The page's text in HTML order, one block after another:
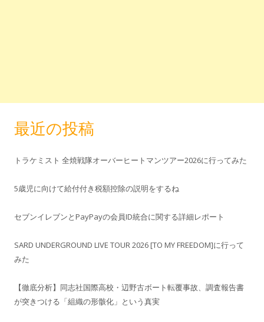
最近の投稿
トラケミスト 全焼戦隊オーバーヒートマンツアー2026に行ってみた
5歳児に向けて給付付き税額控除の説明をするね
セブンイレブンとPayPayの会員ID統合に関する詳細レポート
SARD UNDERGROUND LIVE TOUR 2026 [TO MY FREEDOM]に行って
みた
【徹底分析】同志社国際高校・辺野古ボート転覆事故、調査報告書
が突きつける「組織の形骸化」という真実